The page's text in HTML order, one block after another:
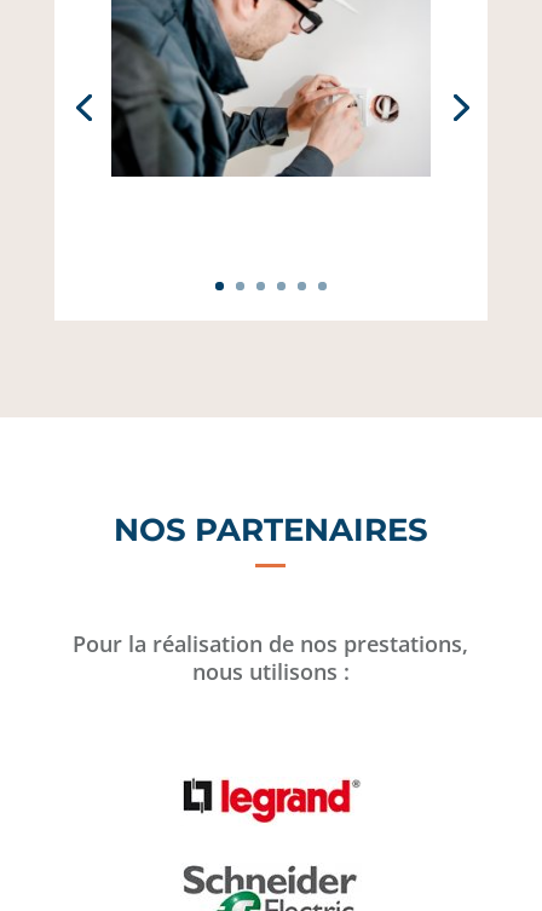
NOS PARTENAIRES
Pour la réalisation de nos prestations,
nous utilisons :